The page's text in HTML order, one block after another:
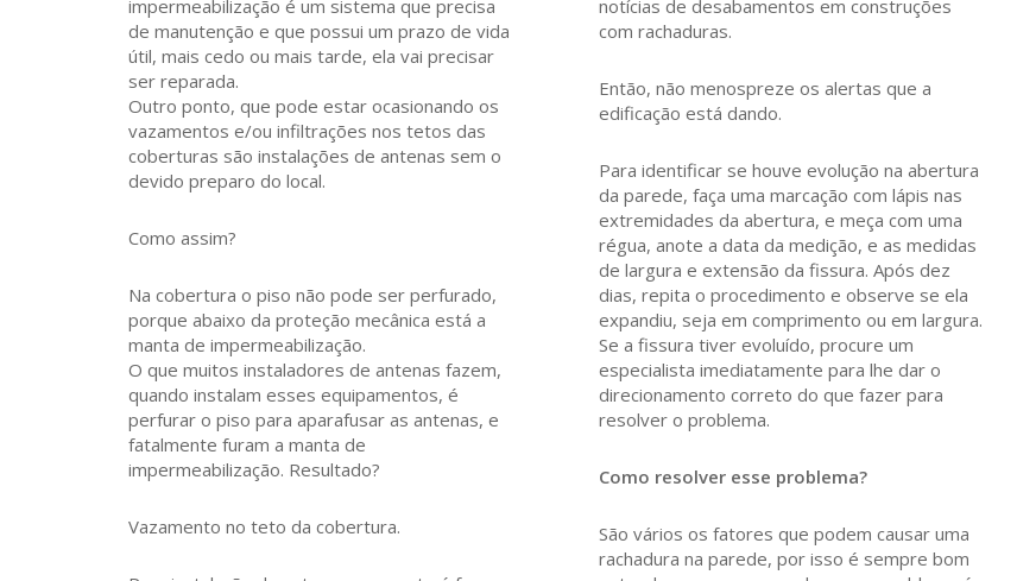
impermeabilização é um sistema que precisa
de manutenção e que possui um prazo de vida
útil, mais cedo ou mais tarde, ela vai precisar
ser reparada.
Outro ponto, que pode estar ocasionando os
vazamentos e/ou infiltrações nos tetos das
coberturas são instalações de antenas sem o
devido preparo do local.
Como assim?
Na cobertura o piso não pode ser perfurado,
porque abaixo da proteção mecânica está a
manta de impermeabilização.
O que muitos instaladores de antenas fazem,
quando instalam esses equipamentos, é
perfurar o piso para aparafusar as antenas, e
fatalmente furam a manta de
impermeabilização. Resultado?
Vazamento no teto da cobertura.
notícias de desabamentos em construções
com rachaduras.
Então, não menospreze os alertas que a
edificação está dando.
Para identificar se houve evolução na abertura
da parede, faça uma marcação com lápis nas
extremidades da abertura, e meça com uma
régua, anote a data da medição, e as medidas
de largura e extensão da fissura. Após dez
dias, repita o procedimento e observe se ela
expandiu, seja em comprimento ou em largura.
Se a fissura tiver evoluído, procure um
especialista imediatamente para lhe dar o
direcionamento correto do que fazer para
resolver o problema.
Como resolver esse problema?
São vários os fatores que podem causar uma
rachadura na parede, por isso é sempre bom